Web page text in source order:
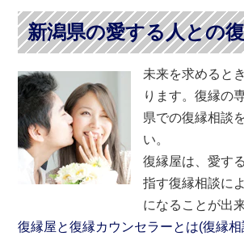
新潟県の愛する人との
未来を求めると
ります。復縁の
県での復縁相談
い。
復縁屋は、愛す
指す復縁相談に
になることが出
復縁屋と復縁カウンセラーとは(復縁相